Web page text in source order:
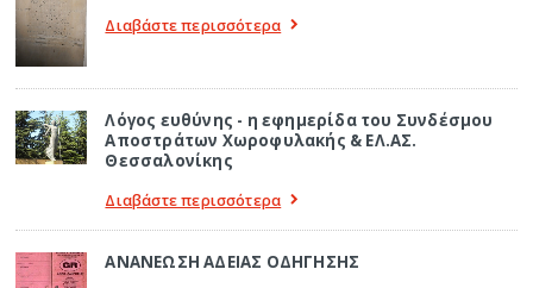
Διαβάστε περισσότερα
Λόγος ευθύνης - η εφημερίδα του Συνδέσμου
Αποστράτων Χωροφυλακής & ΕΛ.ΑΣ.
Θεσσαλονίκης
Διαβάστε περισσότερα
ΑΝΑΝΕΩΣΗ ΑΔΕΙΑΣ ΟΔΗΓΗΣΗΣ